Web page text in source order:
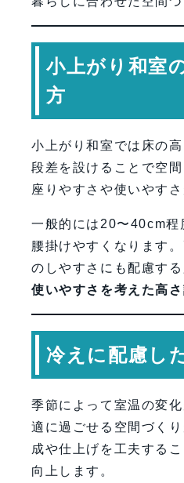
小上がり和室
方
小上がり和室では床の
段差を設けることで空
座りやすさや使いやすさ
一般的には20〜40cm程
腰掛けやすくなります
のしやすさにも配慮する
使いやすさを考えた高さ
冷えに配慮し
季節によって室温の変
適に過ごせる空間づく
成や仕上げを工夫する
向上します。